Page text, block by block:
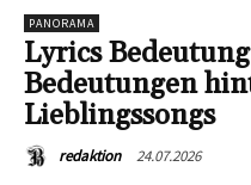
PANORAMA
Lyrics
Bedeutungen
Lieblingssongs
redaktion 24.07.2026